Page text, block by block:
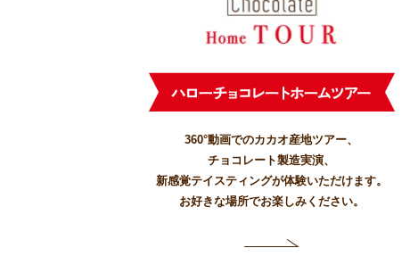
360°動画でのカカオ産地ツアー、
チョコレート製造実演、
新感覚テイスティングが体験いただけます。
お好きな場所でお楽しみください。